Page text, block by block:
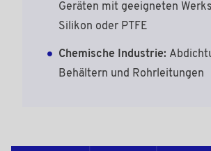
Geräten mit geeigneten
Silikon oder PTFE
Chemische Industrie:
Behältern und Rohrleitungen